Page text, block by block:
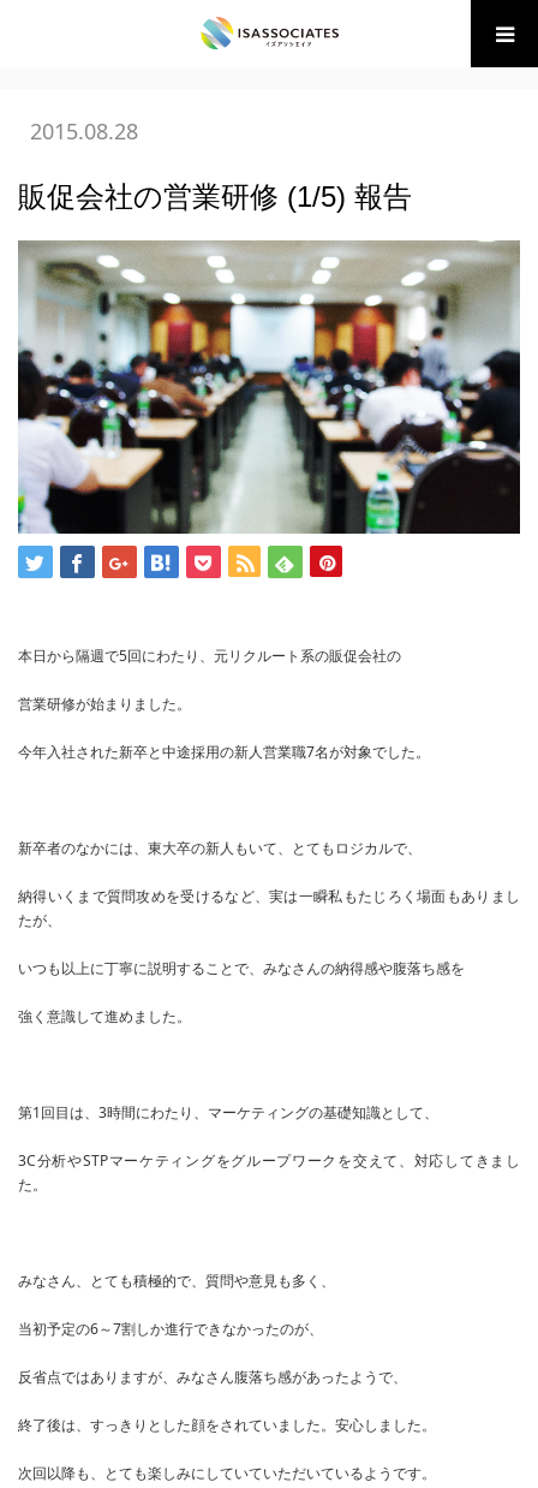
研修・セミナー講師登壇
販促会社の営業研
2015.08.28
販促会社の営業研修 (1/5) 報告
本日から隔週で5回にわたり、元リクルート系の販促会社の
営業研修が始まりました。
今年入社された新卒と中途採用の新人営業職7名が対象でした。
新卒者のなかには、東大卒の新人もいて、とてもロジカルで、
納得いくまで質問攻めを受けるなど、実は一瞬私もたじろく場面もありまし
たが、
いつも以上に丁寧に説明することで、みなさんの納得感や腹落ち感を
強く意識して進めました。
第1回目は、3時間にわたり、マーケティングの基礎知識として、
3C分析やSTPマーケティングをグループワークを交えて、対応してきまし
た。
みなさん、とても積極的で、質問や意見も多く、
当初予定の6～7割しか進行できなかったのが、
反省点ではありますが、みなさん腹落ち感があったようで、
終了後は、すっきりとした顔をされていました。安心しました。
次回以降も、とても楽しみにしていていただいているようです。